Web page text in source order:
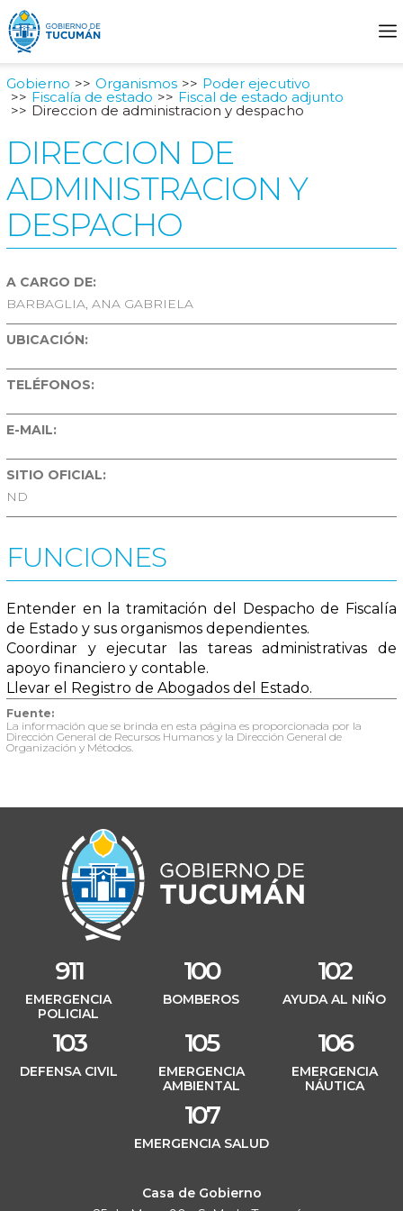
Gobierno Organismos Poder ejecutivo
Fiscalía de estado Fiscal de estado adjunto
Direccion de administracion y despacho
DIRECCION DE
ADMINISTRACION Y
DESPACHO
A CARGO DE:
BARBAGLIA, ANA GABRIELA
UBICACIÓN:
TELÉFONOS:
E-MAIL:
SITIO OFICIAL:
ND
FUNCIONES
Entender en la tramitación del Despacho de Fiscalía
de Estado y sus organismos dependientes.
Coordinar y ejecutar las tareas administrativas de
apoyo financiero y contable.
Llevar el Registro de Abogados del Estado.
Fuente:
La información que se brinda en esta página es proporcionada por la
Dirección General de Recursos Humanos y la Dirección General de
Organización y Métodos.
911
EMERGENCIA
POLICIAL
100
BOMBEROS
102
AYUDA AL NIÑO
103
DEFENSA CIVIL
105
EMERGENCIA
AMBIENTAL
106
EMERGENCIA
NÁUTICA
107
EMERGENCIA SALUD
Casa de Gobierno